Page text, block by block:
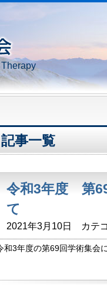
記事一覧
令和3年度 第
て
2021年3月10日 カテ
和3年度の第69回学術集会